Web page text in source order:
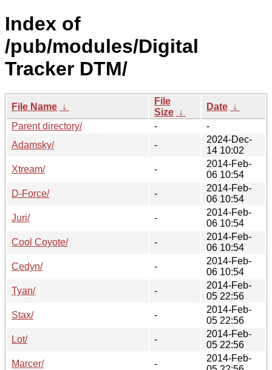
Index of
/pub/modules/Digital
Tracker DTM/
File Name ↓
File
Size ↓
Date ↓
Parent directory/
-
-
Adamsky/
-
2024-Dec-
14 10:02
Xtream/
-
2014-Feb-
06 10:54
D-Force/
-
2014-Feb-
06 10:54
Juri/
-
2014-Feb-
06 10:54
Cool Coyote/
-
2014-Feb-
06 10:54
Cedyn/
-
2014-Feb-
06 10:54
Tyan/
-
2014-Feb-
05 22:56
Stax/
-
2014-Feb-
05 22:56
Lot/
-
2014-Feb-
05 22:56
Marcer/
-
2014-Feb-